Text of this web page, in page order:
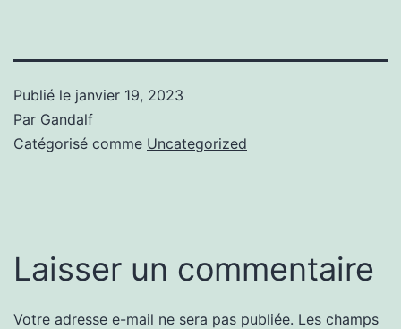
Publié le janvier 19, 2023
Par Gandalf
Catégorisé comme Uncategorized
Laisser un commentaire
Votre adresse e-mail ne sera pas publiée. Les champs